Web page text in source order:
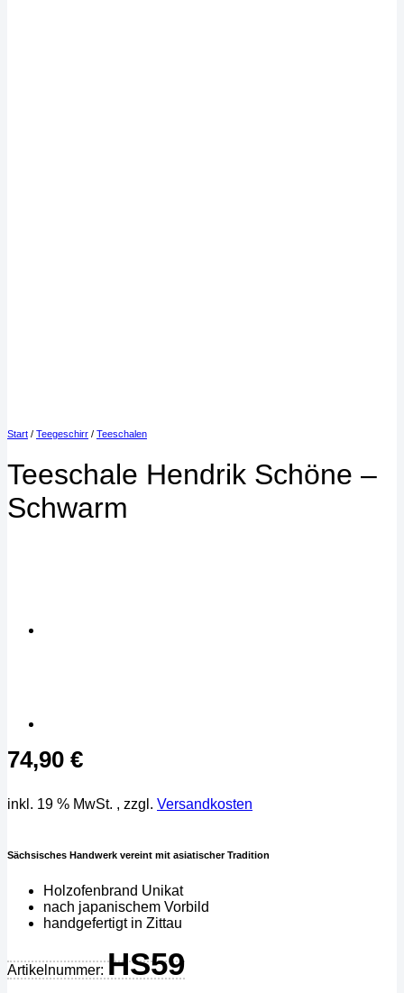
Start / Teegeschirr / Teeschalen
Teeschale Hendrik Schöne –
Schwarm
74,90 €
inkl. 19 % MwSt. , zzgl. Versandkosten
Sächsisches Handwerk vereint mit asiatischer Tradition
Holzofenbrand Unikat
nach japanischem Vorbild
handgefertigt in Zittau
Artikelnummer: HS59